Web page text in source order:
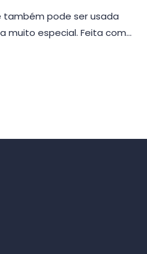
também pode ser usada
muito especial. Feita com…